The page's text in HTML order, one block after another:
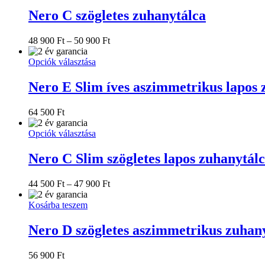
terméknek
több
van.
változatok
termékoldalon
választhatók
Nero C szögletes zuhanytálca
48 900 Ft – 50 900 FtÁrtartomány:
50
900 Ft
Opciók választása
terméknek
több
változatok
termékoldalon
választhatók
ki
Nero E Slim íves aszimmetrikus lapos
64 500 Ft
Opciók választása
terméknek
több
van.
termékoldalon
választhatók
Nero C Slim szögletes lapos
44 500 Ft – 47 900 FtÁrtartomány:
47
900 Ft
Kosárba teszem
Nero D szögletes aszimmetrikus
56 900 Ft